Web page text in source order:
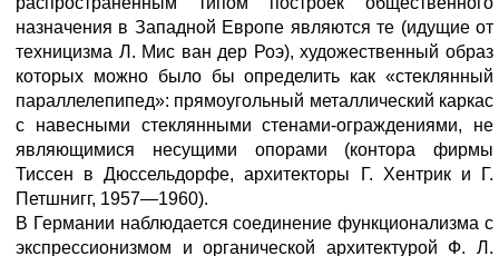
назначения в Западной Европе являются те (идущие от
техницизма Л. Мис ван дер Роэ), художественный образ
которых можно было бы определить как «стеклянный
параллелепипед»: прямоугольный металлический каркас
с навесными стеклянными стенами-ограждениями, не
являющимися несущими опорами (контора фирмы
Тиссен в Дюссельдорфе, архитекторы Г. Хентрик и Г.
Петшнигг, 1957—1960).
В Германии наблюдается соединение функционализма с
экспрессионизмом и органической архитектурой Ф. Л.